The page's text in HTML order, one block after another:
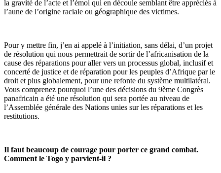
la gravité de l’acte et l’émoi qui en découle semblant être appréciés à
l’aune de l’origine raciale ou géographique des victimes.
Pour y mettre fin, j’en ai appelé à l’initiation, sans délai, d’un projet
de résolution qui nous permettrait de sortir de l’africanisation de la
cause des réparations pour aller vers un processus global, inclusif et
concerté de justice et de réparation pour les peuples d’Afrique par le
droit et plus globalement, pour une refonte du système multilatéral.
Vous comprenez pourquoi l’une des décisions du 9ème Congrès
panafricain a été une résolution qui sera portée au niveau de
l’Assemblée générale des Nations unies sur les réparations et les
restitutions.
Il faut beaucoup de courage pour porter ce grand combat.
Comment le Togo y parvient-il ?